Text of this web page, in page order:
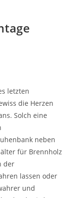
letzten
die Herzen
Solch eine
neben
für Brennholz
der
lassen oder
und